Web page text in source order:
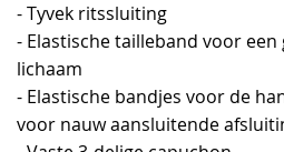
- Tyvek ritssluiting
- Elastische tailleband voor
lichaam
- Elastische bandjes voor de
voor nauw aansluitende